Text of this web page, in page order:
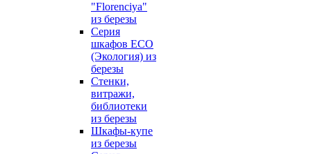
"Florenciya"
из березы
Серия
шкафов ECO
(Экология) из
березы
Стенки,
витражи,
библиотеки
из березы
Шкафы-купе
из березы